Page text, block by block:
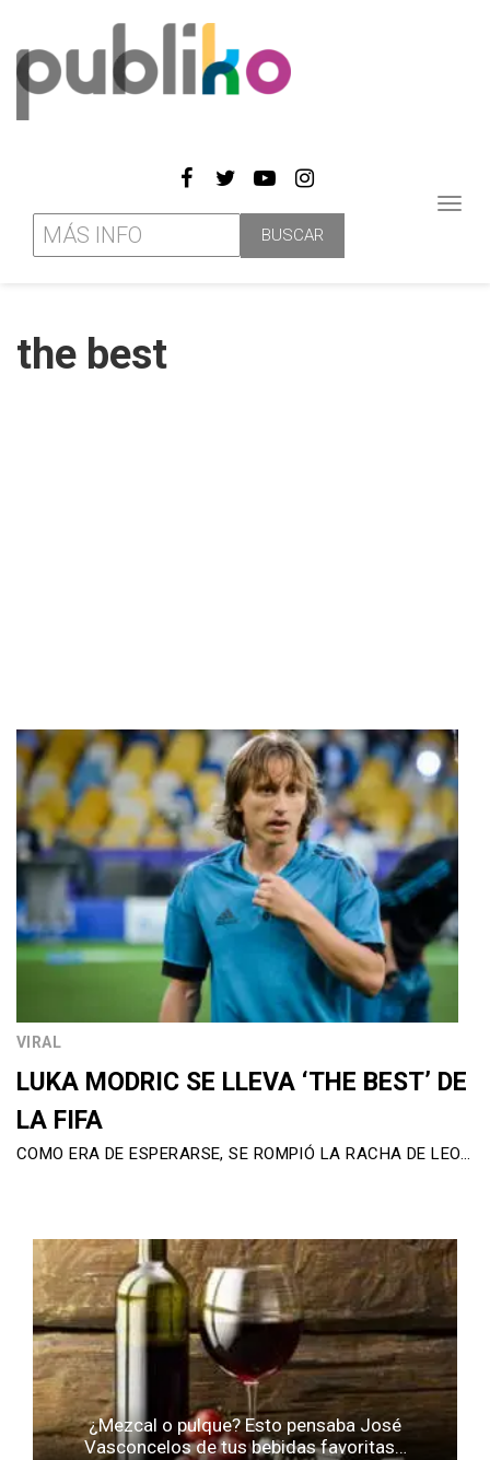
the best
VIRAL
LUKA MODRIC SE LLEVA ‘THE BEST’ DE
LA FIFA
COMO ERA DE ESPERARSE, SE ROMPIÓ LA RACHA DE LEO…
¿Mezcal o pulque? Esto pensaba José
Vasconcelos de tus bebidas favoritas…